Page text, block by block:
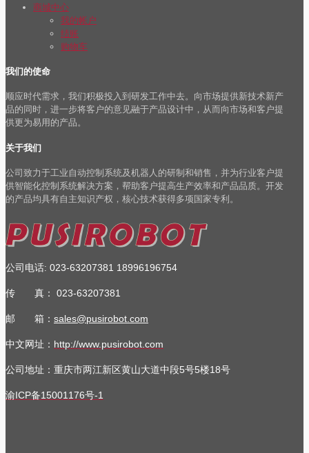
商城中心
我的帐户
结账
购物车
我们的使命
顺应时代需求，我们积极投入到研发工作中去。向市场提供新技术新产
品的同时，进一步将客户的意见融于产品设计中，从而向市场和客户提
供更为易用的产品。
关于我们
公司致力于工业自动控制系统及机器人的研制和销售，并为行业客户提
供智能化控制系统解决方案，帮助客户提高生产效率和产品品质。开发
的产品均具有自主知识产权，核心技术获得多项国家专利。
公司电话: 023-63207381 18996196754
传 真： 023-63207381
邮 箱： sales@pusirobot.com
中文网址： http://www.pusirobot.com
公司地址 ：重庆市两江新区黄山大道中段5号5楼18号
渝ICP备15001176号-1